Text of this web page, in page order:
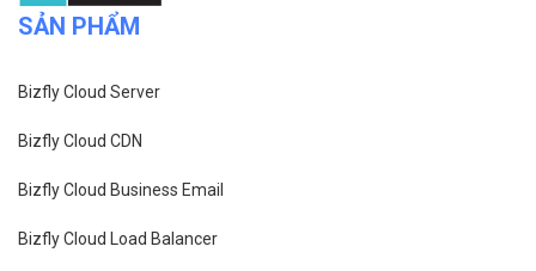
SẢN PHẨM
Bizfly Cloud Server
Bizfly Cloud CDN
Bizfly Cloud Business Email
Bizfly Cloud Load Balancer